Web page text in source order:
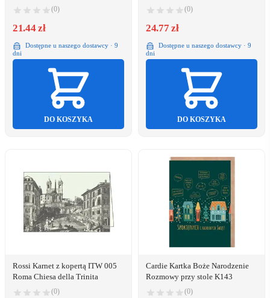
(0)
21.44 zł
Dostępne u naszego dostawcy · 9
dni
DO KOSZYKA
(0)
24.77 zł
Dostępne u naszego dostawcy · 9
dni
DO KOSZYKA
Rossi Karnet z kopertą ITW 005
Roma Chiesa della Trinita
(0)
Cardie Kartka Boże Narodzenie
Rozmowy przy stole K143
(0)